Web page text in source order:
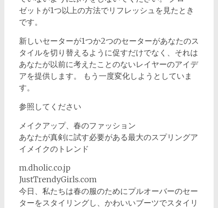
ゼットが1つ以上の方法でリフレッシュを見たとき
です。
新しいセーターが1つか2つのセーターがあなたのス
タイルを切り替えるように促すだけでなく、それは
あなたが以前に考えたことのないレイヤーのアイデ
アを提供します。 もう一度変化しようとしていま
す。
参照してください
メイクアップ、春のファッション
あなたが真剣に試す必要がある最大のスプリングア
イメイクのトレンド
m.dholic.co.jp
JustTrendyGirls.com
今日、私たちは春の服のためにプルオーバーのセー
ターをスタイリングし、かわいいブーツでスタイリ